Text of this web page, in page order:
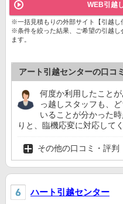
WEB引越
※一括見積もりの外部サイト【引越し
※条件を絞った結果、ご希望の引越し
ます。
アート引越センターの口コ
何度か利用したこと
っ越しスタッフも、
いることが分かった
りと、臨機応変に対応して
その他の口コミ・評判
ハート引越センター